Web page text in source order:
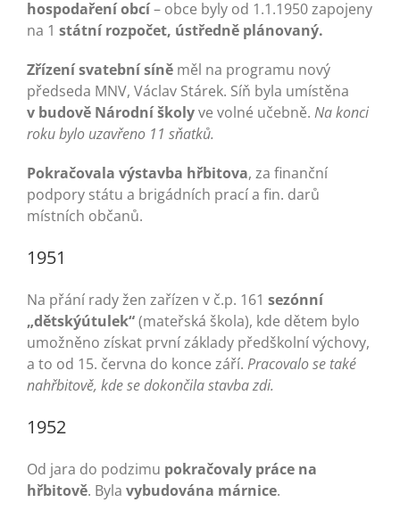
Turistika
Koupaliště
Hlášení závad
Kontakty
hospodaření obcí– obce byly od 1.1.1950 zapojeny
na 1 státní rozpočet, ústředně plánovaný.
Zřízení svatební síně měl na programu nový
předseda MNV, Václav Stárek. Síň byla umístěna
v budově Národní školyve volné učebně. Na konci
roku bylo uzavřeno 11 sňatků.
Pokračovala výstavba hřbitova, za finanční
podpory státu a brigádních prací a fin. darů
místních občanů.
1951
Na přání rady žen zařízen v č.p. 161 sezónní
„dětskýútulek“(mateřská škola), kde dětem bylo
umožněno získat první základy předškolní výchovy,
a to od 15. června do konce září. Pracovalo se také
nahřbitově, kde se dokončila stavba zdi.
1952
Od jara do podzimu pokračovaly práce na
hřbitově. Byla vybudována márnice.